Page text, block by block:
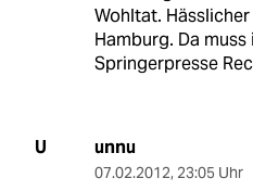
Wohltat.
Hamburg. Da
Springerpresse
U unnu
07.02.2012, 23:05 Uhr